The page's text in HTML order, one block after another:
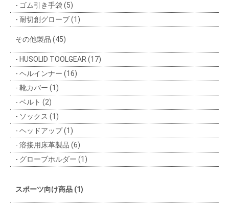
ゴム引き手袋 (5)
耐切創グローブ (1)
その他製品 (45)
HUSOLID TOOLGEAR (17)
ヘルインナー (16)
靴カバー (1)
ベルト (2)
ソックス (1)
ヘッドアップ (1)
溶接用床革製品 (6)
グローブホルダー (1)
スポーツ向け商品 (1)